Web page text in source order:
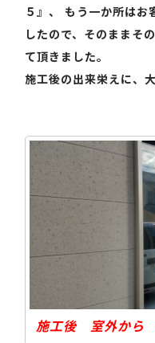
５』、 もう一か所はお
したので、そのままそ
て頂きました。
施工後の出来栄えに、
施工後 室外から